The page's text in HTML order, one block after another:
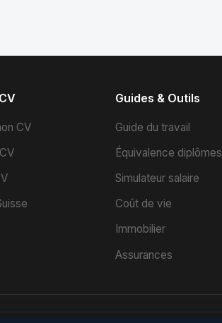
CV
Guides & Outils
Guide du travail
Équivalence diplômes
Simulateur salaire
Coût de vie
Immobilier
Assurances